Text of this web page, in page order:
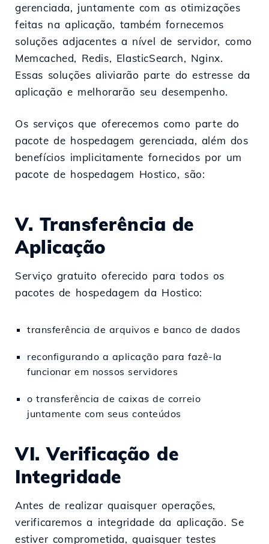
gerenciada, juntamente com as otimizações
feitas na aplicação, também fornecemos
soluções adjacentes a nível de servidor, como
Memcached, Redis, ElasticSearch, Nginx.
Essas soluções aliviarão parte do estresse da
aplicação e melhorarão seu desempenho.
Os serviços que oferecemos como parte do
pacote de hospedagem gerenciada, além dos
benefícios implicitamente fornecidos por um
pacote de hospedagem Hostico, são:
V. Transferência de
Aplicação
Serviço gratuito oferecido para todos os
pacotes de hospedagem da Hostico:
transferência de arquivos e banco de dados
reconfigurando a aplicação para fazê-la
funcionar em nossos servidores
o transferência de caixas de correio
juntamente com seus conteúdos
VI. Verificação de
Integridade
Antes de realizar quaisquer operações,
verificaremos a integridade da aplicação. Se
estiver comprometida, quaisquer testes